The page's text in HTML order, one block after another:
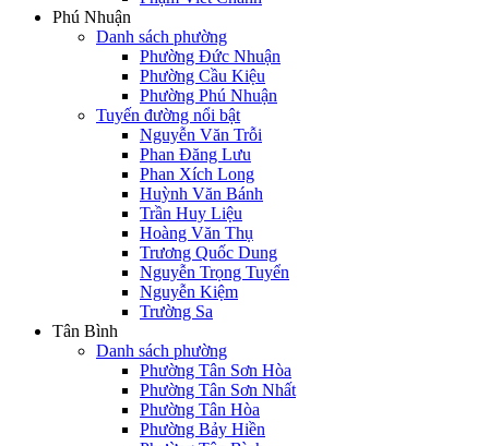
Phú Nhuận
Danh sách phường
Phường Đức Nhuận
Phường Cầu Kiệu
Phường Phú Nhuận
Tuyến đường nổi bật
Nguyễn Văn Trỗi
Phan Đăng Lưu
Phan Xích Long
Huỳnh Văn Bánh
Trần Huy Liệu
Hoàng Văn Thụ
Trương Quốc Dung
Nguyễn Trọng Tuyển
Nguyễn Kiệm
Trường Sa
Tân Bình
Danh sách phường
Phường Tân Sơn Hòa
Phường Tân Sơn Nhất
Phường Tân Hòa
Phường Bảy Hiền